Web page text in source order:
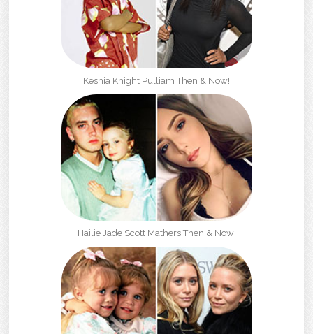
Keshia Knight Pulliam Then & Now!
Hailie Jade Scott Mathers Then & Now!